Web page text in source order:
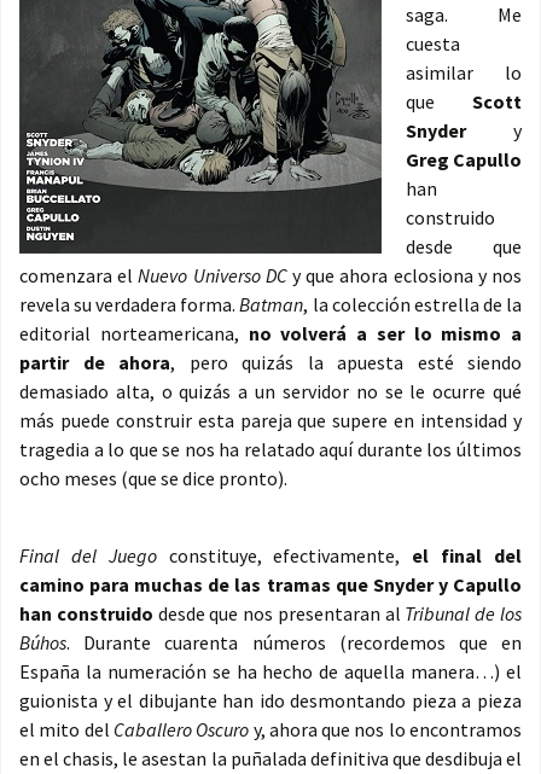
saga. Me
cuesta
asimilar lo
que Scott
Snydery
Greg Capullo
han
construido
desde que
comenzara elNuevo Universo DCy que ahora eclosiona y nos
revela su verdadera forma.Batman, la colección estrella de la
editorial norteamericana, no volverá a ser lo mismo a
partir de ahora, pero quizás la apuesta esté siendo
demasiado alta, o quizás a un servidor no se le ocurre qué
más puede construir esta pareja que supere en intensidad y
tragedia a lo que se nos ha relatado aquí durante los últimos
ocho meses (que se dice pronto).
Final del Juegoconstituye, efectivamente, el final del
camino para muchas de las tramas que Snyder y Capullo
han construido desde que nos presentaran al Tribunal de los
Búhos. Durante cuarenta números (recordemos que en
España la numeración se ha hecho de aquella manera…) el
guionista y el dibujante han ido desmontando pieza a pieza
el mito del Caballero Oscuro y, ahora que nos lo encontramos
en el chasis, le asestan la puñalada definitiva que desdibuja el